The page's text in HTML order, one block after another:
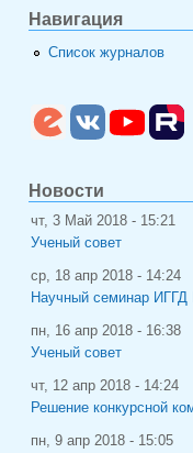
Навигация
Список журналов
Новости
чт, 3 Май 2018 - 15:21
Ученый совет
ср, 18 апр 2018 - 14:24
Научный семинар ИГГД
пн, 16 апр 2018 - 16:38
Ученый совет
чт, 12 апр 2018 - 14:24
Решение конкурсной
пн, 9 апр 2018 - 15:05